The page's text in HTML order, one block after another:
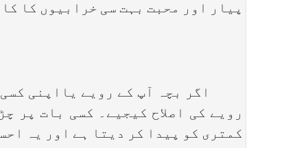
پیار اور محبت بہت سی خرابیوں کا
اگر بچہ آپ کے رویے یااپنی کسی
رویے کی اصلاح کیجیے۔ کسی بات پر
کمتری کو پیدا کر دیتا ہے اور یہ